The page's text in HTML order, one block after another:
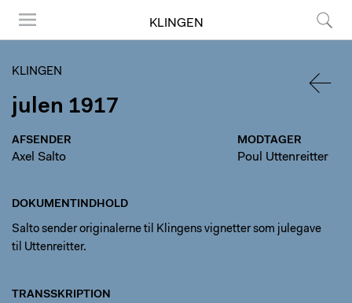
KLINGEN
KLINGEN
julen 1917
AFSENDER
Axel Salto
MODTAGER
Poul Uttenreitter
DOKUMENTINDHOLD
Salto sender originalerne til Klingens vignetter som julegave
til Uttenreitter.
TRANSSKRIPTION